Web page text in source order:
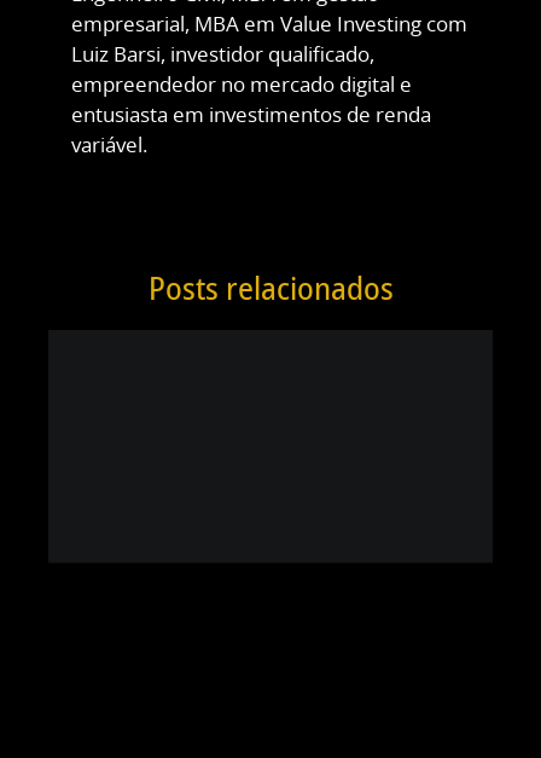
empresarial, MBA em Value Investing com
Luiz Barsi, investidor qualificado,
empreendedor no mercado digital e
entusiasta em investimentos de renda
variável.
Posts relacionados